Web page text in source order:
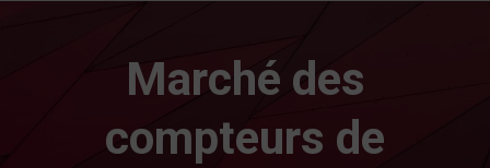
Marché des
compteurs de